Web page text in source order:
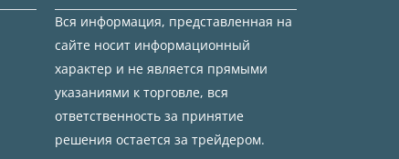
Вся информация, представленная на
сайте носит информационный
характер и не является прямыми
указаниями к торговле, вся
ответственность за принятие
решения остается за трейдером.